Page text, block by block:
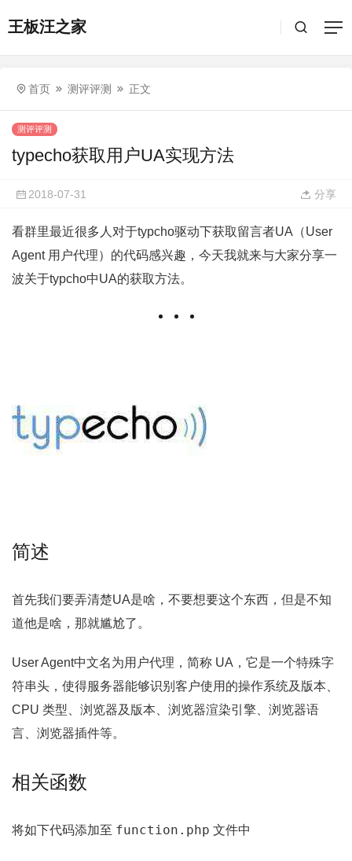
王板汪之家
首页 测评评测 正文
测评评测
typecho获取用户UA实现方法
2018-07-31 分享
看群里最近很多人对于typcho驱动下获取留言者UA（User
Agent 用户代理）的代码感兴趣，今天我就来与大家分享一
波关于typcho中UA的获取方法。
简述
首先我们要弄清楚UA是啥，不要想要这个东西，但是不知
道他是啥，那就尴尬了。
User Agent中文名为用户代理，简称 UA，它是一个特殊字
符串头，使得服务器能够识别客户使用的操作系统及版本、
CPU 类型、浏览器及版本、浏览器渲染引擎、浏览器语
言、浏览器插件等。
相关函数
将如下代码添加至 function.php 文件中